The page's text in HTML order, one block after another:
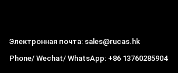
Электронная почта: sales@rucas.hk
Phone/ Wechat/ WhatsApp: +86 13760285904